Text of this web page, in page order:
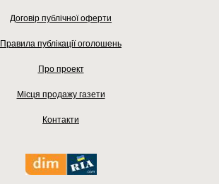
Договір публічної оферти
Правила публікації оголошень
Про проект
Місця продажу газети
Контакти